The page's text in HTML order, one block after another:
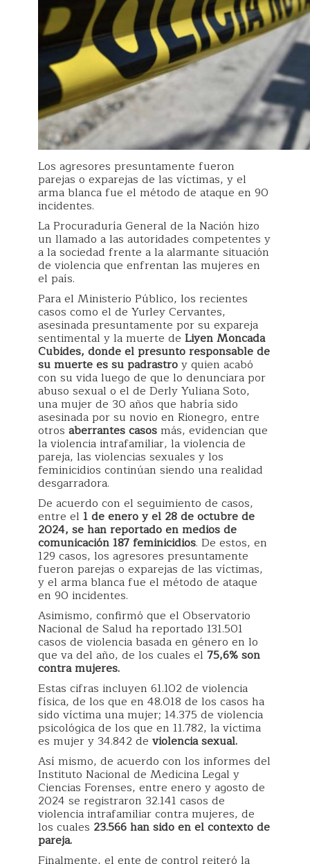
Los agresores presuntamente fueron
parejas o exparejas de las víctimas, y el
arma blanca fue el método de ataque en 90
incidentes.
La Procuraduría General de la Nación hizo
un llamado a las autoridades competentes y
a la sociedad frente a la alarmante situación
de violencia que enfrentan las mujeres en
el país.
Para el Ministerio Público, los recientes
casos como el de Yurley Cervantes,
asesinada presuntamente por su expareja
sentimental y la muerte de Liyen Moncada
Cubides, donde el presunto responsable de
su muerte es su padrastroy quien acabó
con su vida luego de que lo denunciara por
abuso sexual o el de Derly Yuliana Soto,
una mujer de 30 años que habría sido
asesinada por su novio en Rionegro, entre
otros aberrantes casosmás, evidencian que
la violencia intrafamiliar, la violencia de
pareja, las violencias sexuales y los
feminicidios continúan siendo una realidad
desgarradora.
De acuerdo con el seguimiento de casos,
entre el 1 de enero y el 28 de octubre de
2024, se han reportado en medios de
comunicación 187 feminicidios. De estos, en
129 casos, los agresores presuntamente
fueron parejas o exparejas de las víctimas,
y el arma blanca fue el método de ataque
en 90 incidentes.
Asimismo, confirmó que el Observatorio
Nacional de Salud ha reportado 131.501
casos de violencia basada en género en lo
que va del año, de los cuales el 75,6% son
contra mujeres.
Estas cifras incluyen 61.102 de violencia
física, de los que en 48.018 de los casos ha
sido víctima una mujer; 14.375 de violencia
psicológica de los que en 11.782, la víctima
es mujer y 34.842 de violencia sexual.
Así mismo, de acuerdo con los informes del
Instituto Nacional de Medicina Legal y
Ciencias Forenses, entre enero y agosto de
2024 se registraron 32.141 casos de
violencia intrafamiliar contra mujeres, de
los cuales 23.566 han sido en el contexto de
pareja.
Finalmente, el ente de control reiteró la